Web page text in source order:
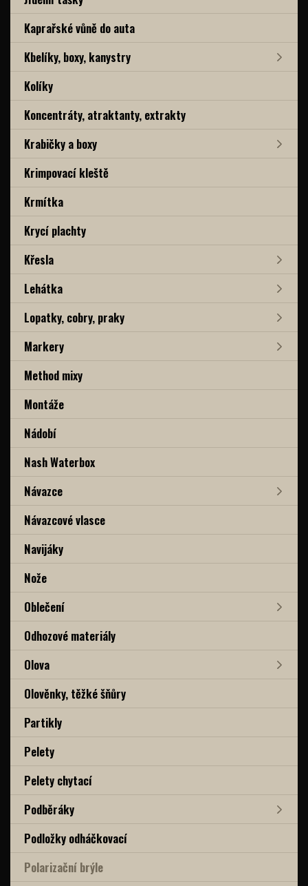
Kaprařské vůně do auta
Kbelíky, boxy, kanystry
Kolíky
Koncentráty, atraktanty, extrakty
Krabičky a boxy
Krimpovací kleště
Krmítka
Krycí plachty
Křesla
Lehátka
Lopatky, cobry, praky
Markery
Method mixy
Montáže
Nádobí
Nash Waterbox
Návazce
Návazcové vlasce
Navijáky
Nože
Oblečení
Odhozové materiály
Olova
Olověnky, těžké šňůry
Partikly
Pelety
Pelety chytací
Podběráky
Podložky odháčkovací
Polarizační brýle